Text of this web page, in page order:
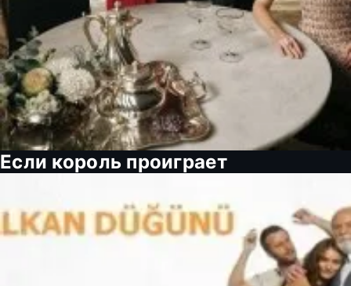
Если король проиграет